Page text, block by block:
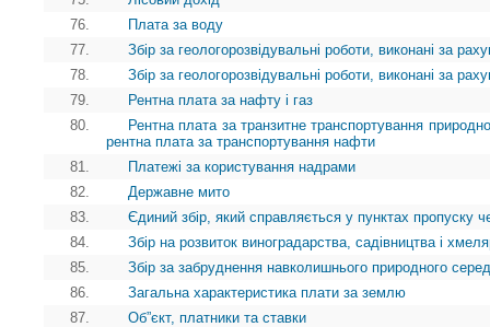
76.
Плата за воду
77.
Збір за геологорозвідувальні роботи, виконані за
78.
Збір за геологорозвідувальні роботи, виконані за
79.
Рентна плата за нафту і газ
80.
Рентна плата за транзитне транспортування
рентна плата за транспортування нафти
81.
Платежі за користування надрами
82.
Державне мито
83.
Єдиний збір, який справляється у пунктах пропуску
84.
Збір на розвиток виноградарства, садівництва і
85.
Збір за забруднення навколишнього природного
86.
Загальна характеристика плати за землю
87.
Об”єкт, платники та ставки